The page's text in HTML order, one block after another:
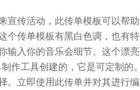
宣传活动，此传单模板可以帮助
个传单模板有黑白色调，也有特
输入你的音乐会细节。这个漂亮
作工具创建的，它是可定制的。
。立即使用此传单并对其进行编